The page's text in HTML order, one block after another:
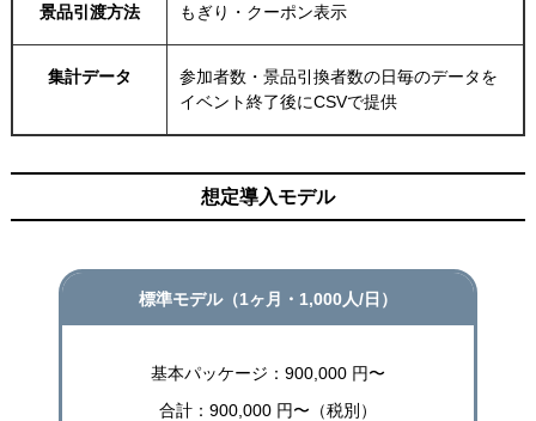
景品引渡方法 もぎり・クーポン表示
集計データ
参加者数・景品引換者数の日毎のデータを
イベント終了後にCSVで提供
想定導入モデル
標準モデル（1ヶ月・1,000人/日）
基本パッケージ：900,000 円〜
合計：900,000 円〜（税別）